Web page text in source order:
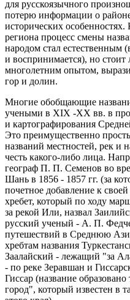
для русскоязычного
потерю информации о
исторических
региона процесс смены
народом стал естественным
и воспринимается), но
многолетним опытом,
гор и долин.
Многие обобщающие
учеными в XIX -XX вв. в
и картографирования
Это преимущественно
названий местностей, рек и
честь какого-либо лица.
географ П. П. Семенов во
Шань в 1856 - 1857 гг. (за
почетное добавление к
хребет, который по ходу
за рекой Или, назвал
русский ученый - А. П.
путешествий в Среднюю
хребтам названия
Заалайский - лежащий "за
- по реке Зеравшан и
Гиссар (название
город", который известен в